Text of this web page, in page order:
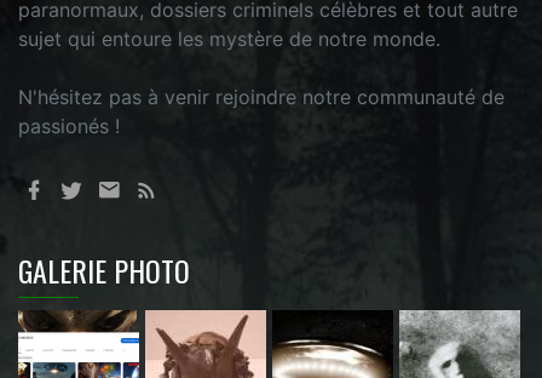
paranormaux, dossiers criminels célèbres et tout autre
sujet qui entoure les mystère de notre monde.
N'hésitez pas à venir rejoindre notre communauté de
passionés !
GALERIE PHOTO